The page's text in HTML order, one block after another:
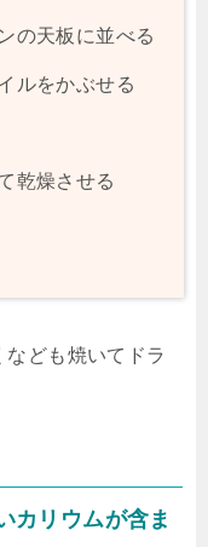
の天板に並べる
ルをかぶせる
乾燥させる
ども焼いてドラ
カリウムが含ま